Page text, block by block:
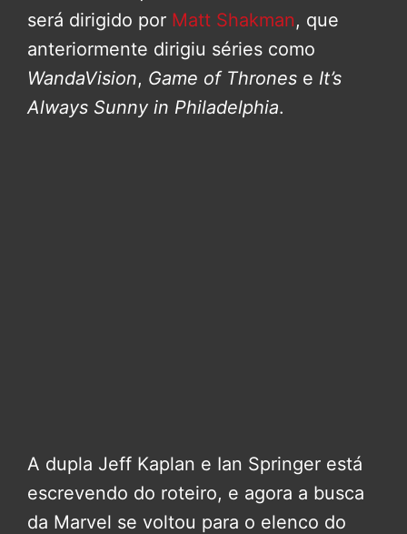
será dirigido por Matt Shakman, que
anteriormente dirigiu séries como
WandaVision, Game of Thrones e It’s
Always Sunny in Philadelphia.
A dupla Jeff Kaplan e Ian Springer está
escrevendo do roteiro, e agora a busca
da Marvel se voltou para o elenco do